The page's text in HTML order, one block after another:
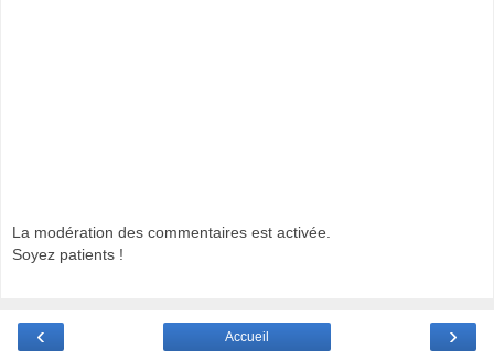
La modération des commentaires est activée.
Soyez patients !
‹ ›
Accueil